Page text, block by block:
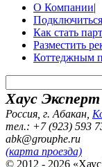
О Компании|
Как стать
Разместить
Коттеджным
Хаус Эксперт
Россия, г. Абакан
тел.: +7 (923) 593
abk@grouphe.ru
(карта проезда)
© 2012 - 2026